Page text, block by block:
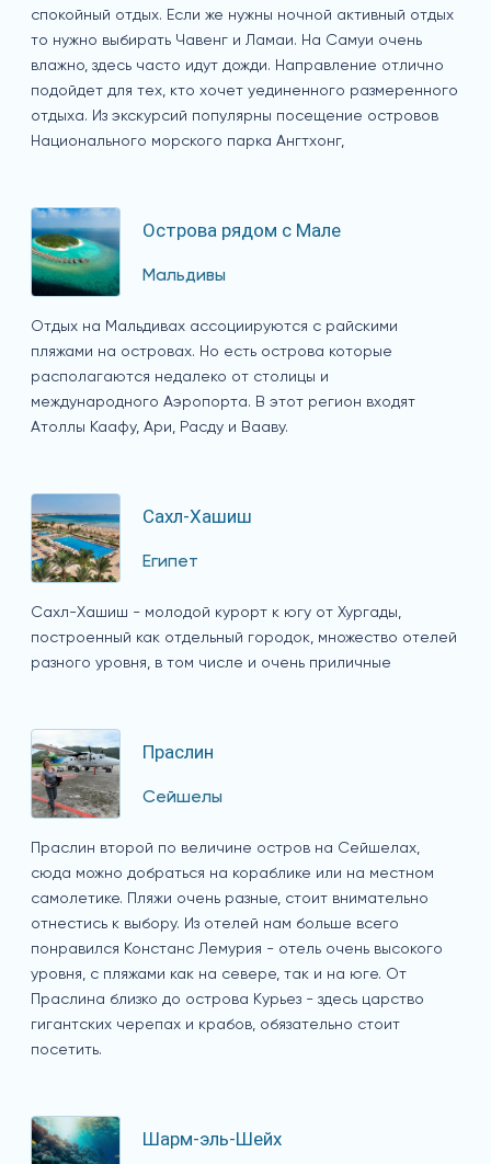
спокойный отдых. Если же нужны ночной активный отдых
то нужно выбирать Чавенг и Ламаи. На Самуи очень
влажно, здесь часто идут дожди. Направление отлично
подойдет для тех, кто хочет уединенного размеренного
отдыха. Из экскурсий популярны посещение островов
Национального морского парка Ангтхонг,
Острова рядом с Мале
Мальдивы
Отдых на Мальдивах ассоциируются с райскими
пляжами на островах. Но есть острова которые
располагаются недалеко от столицы и
международного Аэропорта. В этот регион входят
Атоллы Каафу, Ари, Расду и Вааву.
Сахл-Хашиш
Египет
Сахл-Хашиш - молодой курорт к югу от Хургады,
построенный как отдельный городок, множество отелей
разного уровня, в том числе и очень приличные
Праслин
Сейшелы
Праслин второй по величине остров на Сейшелах,
сюда можно добраться на кораблике или на местном
самолетике. Пляжи очень разные, стоит внимательно
отнестись к выбору. Из отелей нам больше всего
понравился Констанс Лемурия - отель очень высокого
уровня, с пляжами как на севере, так и на юге. От
Праслина близко до острова Курьез - здесь царство
гигантских черепах и крабов, обязательно стоит
посетить.
Шарм-эль-Шейх